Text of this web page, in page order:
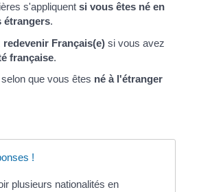
s'appliquent si vous êtes né en
étrangers.
redevenir Français(e)si vous avez
française.
que vous êtes né à l'étranger
!
plusieurs nationalités en